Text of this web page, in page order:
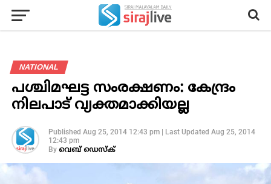
NATIONAL
പശ്ചിമഘട്ട സംരക്ഷണം: കേന്ദ്രം
നിലപാട് വ്യക്തമാക്കിയല്ല
Published Aug 25, 2014 12:43 pm| Last Updated Aug 25, 2014
12:43 pm
By വെബ് ഡെസ്‌ക്